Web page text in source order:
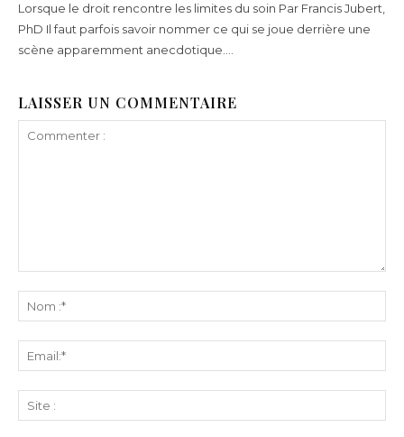
Lorsque le droit rencontre les limites du soin Par Francis Jubert,
PhD Il faut parfois savoir nommer ce qui se joue derrière une
scène apparemment anecdotique....
LAISSER UN COMMENTAIRE
:*
: